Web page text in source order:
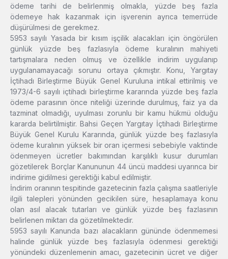
ödeme tarihi de belirlenmiş olmakla, yüzde beş fazla
ödemeye hak kazanmak için işverenin ayrıca temerrüde
düşürülmesi de gerekmez.
5953 sayılı Yasada bir kısım işçilik alacakları için öngörülen
günlük yüzde beş fazlasıyla ödeme kuralının mahiyeti
tartışmalara neden olmuş ve özellikle indirim uygulanıp
uygulanamayacağı sorunu ortaya çıkmıştır. Konu, Yargıtay
İçtihadı Birleştirme Büyük Genel Kuruluna intikal ettirilmiş ve
1973/4-6 sayılı içtihadı birleştirme kararında yüzde beş fazla
ödeme parasının önce niteliği üzerinde durulmuş, faiz ya da
tazminat olmadığı, uyulması zorunlu bir kamu hükmü olduğu
kararda belirtilmiştir. Bahsi Geçen Yargıtay İçtihadı Birleştirme
Büyük Genel Kurulu Kararında, günlük yüzde beş fazlasıyla
ödeme kuralının yüksek bir oran içermesi sebebiyle vaktinde
ödenmeyen ücretler bakımından karşılıklı kusur durumları
gözetilerek Borçlar Kanununun 44 üncü maddesi uyarınca bir
indirime gidilmesi gerektiği kabul edilmiştir.
İndirim oranının tespitinde gazetecinin fazla çalışma saatleriyle
ilgili talepleri yönünden gecikilen süre, hesaplamaya konu
olan asıl alacak tutarları ve günlük yüzde beş fazlasının
belirlenen miktarı da gözetilmektedir.
5953 sayılı Kanunda bazı alacakların gününde ödenmemesi
halinde günlük yüzde beş fazlasıyla ödenmesi gerektiği
yönündeki düzenlemenin amacı, gazetecinin ücret ve diğer